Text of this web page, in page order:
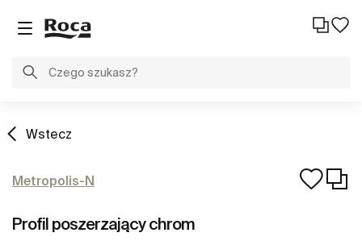
Wstecz
Metropolis-N
Profil poszerzający chrom